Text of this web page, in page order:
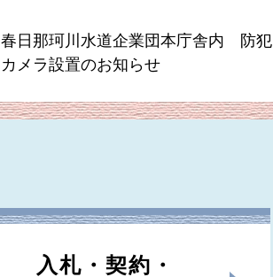
春日那珂川水道企業団本庁舎内 防犯
カメラ設置のお知らせ
入札・契約・